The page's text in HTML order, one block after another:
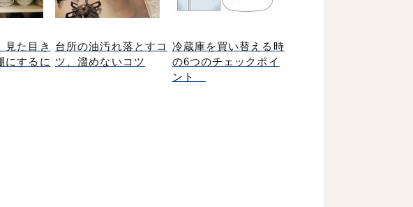
見た目き
にするに
台所の油汚れ落とすコ
ツ、溜めないコツ
冷蔵庫を買い替える時
の6つのチェックポイ
ント